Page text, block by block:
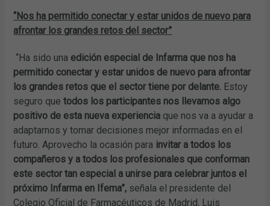
“Nos ha permitido conectar y estar unidos de nuevo para
afrontar los grandes retos del sector”
“Ha sido una edición especial de Infarma que nos ha
permitido conectar y estar unidos de nuevo para afrontar
los grandes retos que el sector tiene por delante. Estoy
seguro quetodos los participantes nos llevamos algo
positivo de esta nueva experiencia que nos va a ayudar a
adaptarnos y tomar decisiones mejor informadas en el
futuro. Aprovecho la ocasión para invitar a todos los
compañeros y a todos los profesionales que conforman
este sector tan especial a unirse para celebrar juntos el
próximo Infarma en Ifema”, señala el presidente del
Colegio Oficial de Farmacéuticos de Madrid, Luis